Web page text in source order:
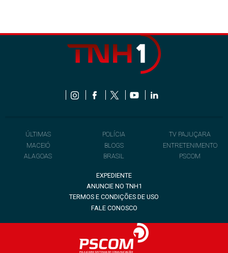
ÚLTIMAS
MACEIÓ
ALAGOAS
POLÍCIA
BLOGS
BRASIL
TV PAJUÇARA
ENTRETENIMENTO
PSCOM
EXPEDIENTE
ANUNCIE NO TNH1
TERMOS E CONDIÇÕES DE USO
FALE CONOSCO